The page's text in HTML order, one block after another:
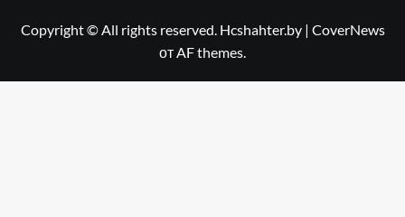
Copyright © All rights reserved. Hcshahter.by | CoverNews
от AF themes.